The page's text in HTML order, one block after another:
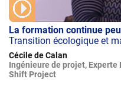
La formation continue
Transition écologique et
Cécile de Calan
Ingénieure de projet,
Shift Project